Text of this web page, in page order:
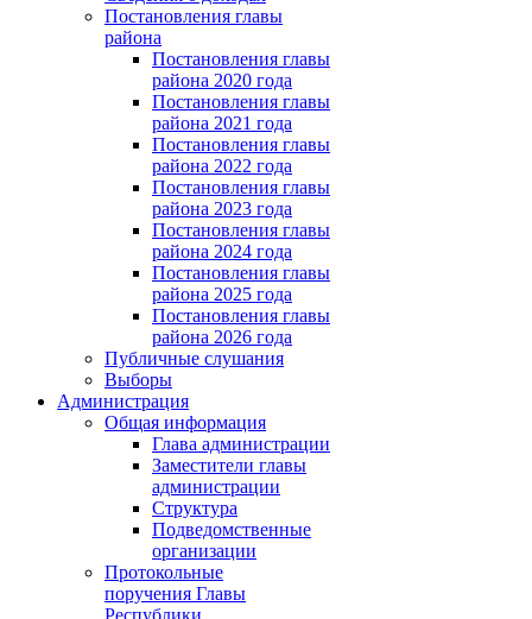
Постановления главы
района
Постановления главы
района 2020 года
Постановления главы
района 2021 года
Постановления главы
района 2022 года
Постановления главы
района 2023 года
Постановления главы
района 2024 года
Постановления главы
района 2025 года
Постановления главы
района 2026 года
Публичные слушания
Выборы
Администрация
Общая информация
Глава администрации
Заместители главы
администрации
Структура
Подведомственные
организации
Протокольные
поручения Главы
Республики